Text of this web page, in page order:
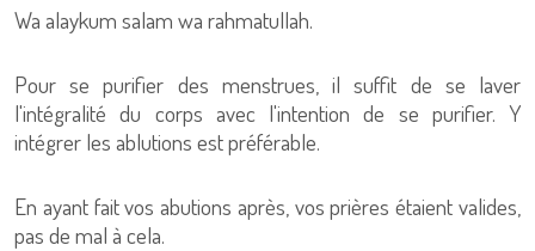
Wa alaykum salam wa rahmatullah.
Pour se purifier des menstrues, il suffit de se laver
l'intégralité du corps avec l'intention de se purifier. Y
intégrer les ablutions est préférable.
En ayant fait vos abutions après, vos prières étaient valides,
pas de mal à cela.